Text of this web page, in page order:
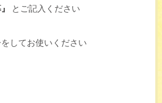
とご記入ください
してお使いください